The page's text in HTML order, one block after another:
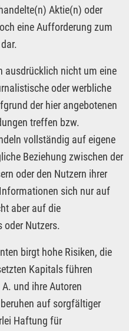
Aktie(n) oder
eine Aufforderung zum
ausdrücklich nicht um eine
oder werbliche
der hier angebotenen
treffen bzw.
vollständig auf eigene
Beziehung zwischen der
oder den Nutzern ihrer
sich nur auf
aber auf die
oder Nutzers.
birgt hohe Risiken, die
Kapitals führen
und ihre Autoren
auf sorgfältiger
Haftung für